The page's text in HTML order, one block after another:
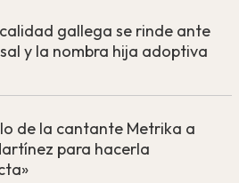
gallega se rinde ante
y la nombra hija adoptiva
de la cantante Metrika a
para hacerla